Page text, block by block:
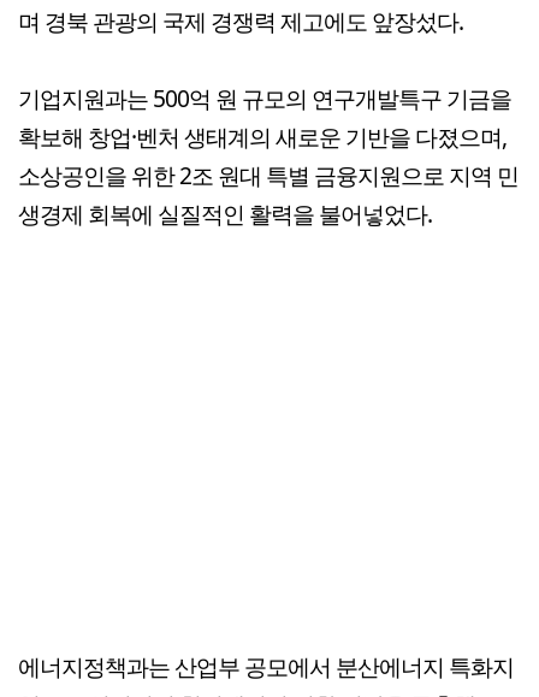
며 경북 관광의 국제 경쟁력 제고에도 앞장섰다.
기업지원과는 500억 원 규모의 연구개발특구 기금을
확보해 창업·벤처 생태계의 새로운 기반을 다졌으며,
소상공인을 위한 2조 원대 특별 금융지원으로 지역 민
생경제 회복에 실질적인 활력을 불어넣었다.
에너지정책과는 산업부 공모에서 분산에너지 특화지